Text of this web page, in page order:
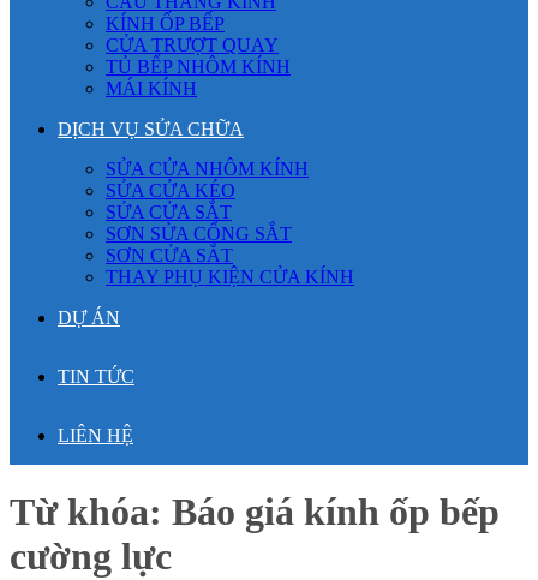
KÍNH ỐP BẾP
CỬA TRƯỢT QUAY
TỦ BẾP NHÔM KÍNH
MÁI KÍNH
DỊCH VỤ SỬA CHỮA
SỬA CỬA NHÔM KÍNH
SỬA CỬA KÉO
SỬA CỬA SẮT
SƠN SỬA CỔNG SẮT
SƠN CỬA SẮT
THAY PHỤ KIỆN CỬA KÍNH
DỰ ÁN
TIN TỨC
LIÊN HỆ
Từ khóa: Báo giá kính ốp bếp
cường lực